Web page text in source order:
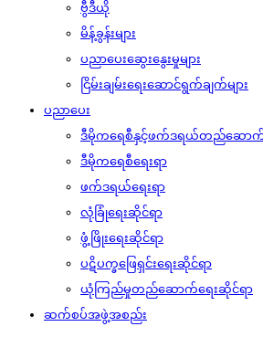
ဗွီဒီယို
မိန့်ခွန်းများ
ပညာပေးဆွေးနွေးမှုများ
ငြိမ်းချမ်းရေးဆောင်ရွက်ချက်များ
ပညာပေး
ဒီမိုကရေစီနှင့်ဖက်ဒရယ်တည်ဆောက်‌ရ
ဒီမိုကရေစီရေးရာ
ဖက်ဒရယ်ရေးရာ
လုံခြုံရေးဆိုင်ရာ
ဖွံ့ဖြိုးရေးဆိုင်ရာ
ပဋိပက္ခဖြေရှင်းရေးဆိုင်ရာ
ယုံကြည်မှုတည်ဆောက်ရေးဆိုင်ရာ
ဆက်စပ်အဖွဲ့အစည်း